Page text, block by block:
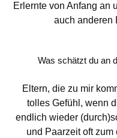
Erlernte von Anfang an
auch anderen
Was schätzt du an
Eltern, die zu mir
tolles Gefühl, wenn
endlich wieder
und Paarzeit oft zum